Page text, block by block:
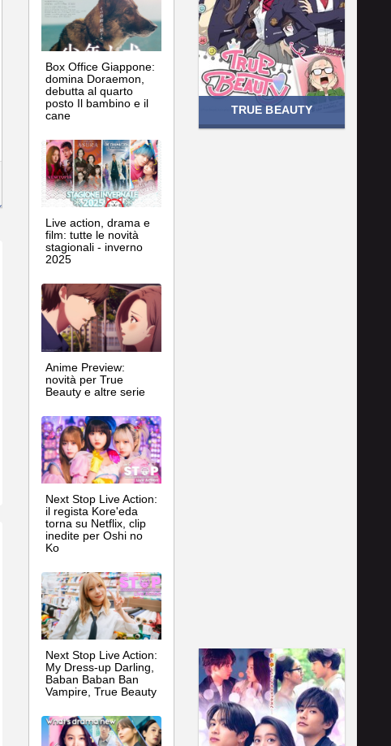
Box Office Giappone:
domina Doraemon,
debutta al quarto
posto Il bambino e il
cane
Live action, drama e
film: tutte le novità
stagionali - inverno
2025
Anime Preview:
novità per True
Beauty e altre serie
Next Stop Live Action:
il regista Kore'eda
torna su Netflix, clip
inedite per Oshi no
Ko
Next Stop Live Action:
My Dress-up Darling,
Baban Baban Ban
Vampire, True Beauty
TRUE BEAUTY